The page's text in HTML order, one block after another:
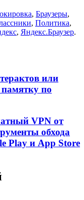
, Браузеры,
, Политика,
, Яндекс.Браузер.
или
по
VPN от
обхода
Play и App Store